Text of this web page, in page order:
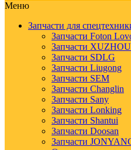
Меню
Запчасти для
Запчасти Foton
Запчасти XUZHOU
Запчасти SDLG
Запчасти Liugong
Запчасти SEM
Запчасти Changlin
Запчасти Sany
Запчасти Lonking
Запчасти Shantui
Запчасти Doosan
Запчасти